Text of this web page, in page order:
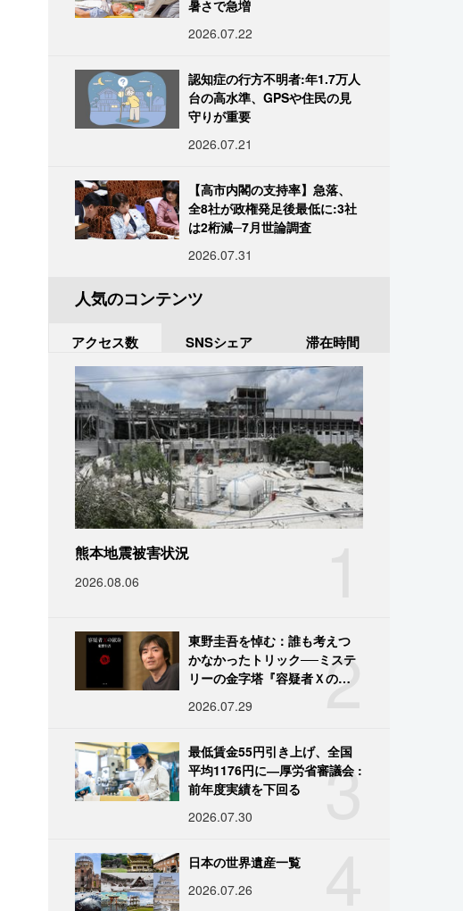
暑さで急増
2026.07.22
認知症の行方不明者:年1.7万人
台の高水準、GPSや住民の見
守りが重要
2026.07.21
【高市内閣の支持率】急落、
全8社が政権発足後最低に:3社
は2桁減─7月世論調査
2026.07.31
人気のコンテンツ
アクセス数 SNSシェア 滞在時間
熊本地震被害状況
2026.08.06
2
東野圭吾を悼む：誰も考えつ
かなかったトリック──ミステ
リーの金字塔『容疑者Ｘの献
2026.07.29
3
最低賃金55円引き上げ、全国
平均1176円に―厚労省審議会 :
前年度実績を下回る
2026.07.30
日本の世界遺産一覧
2026.07.26